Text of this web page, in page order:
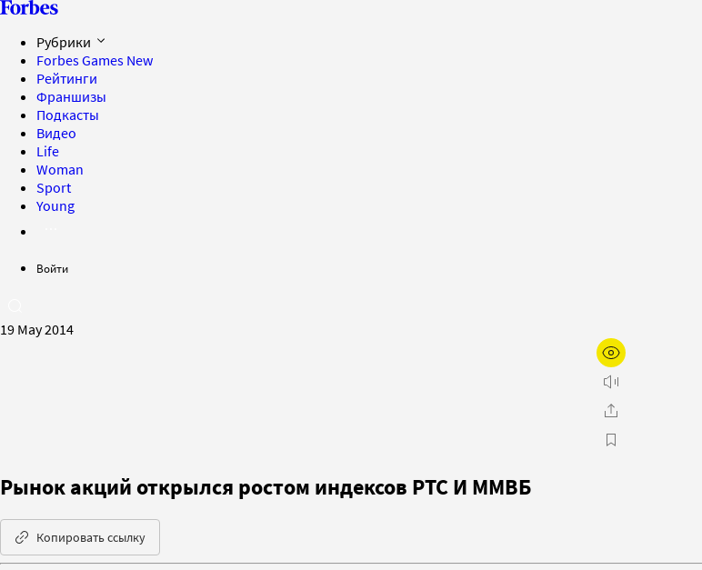
Рубрики
Forbes Games New
Рейтинги
Франшизы
Подкасты
Видео
Life
Woman
Sport
Young
Войти
19 May 2014
Рынок акций открылся ростом индексов РТС И ММВБ
Копировать ссылку